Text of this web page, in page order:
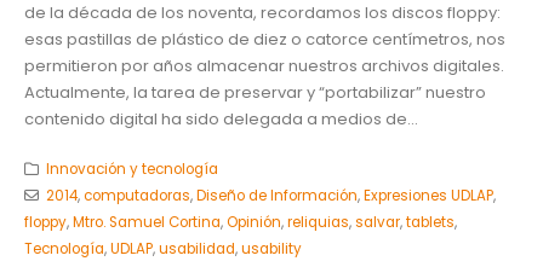
de la década de los noventa, recordamos los discos floppy:
esas pastillas de plástico de diez o catorce centímetros, nos
permitieron por años almacenar nuestros archivos digitales.
Actualmente, la tarea de preservar y “portabilizar” nuestro
contenido digital ha sido delegada a medios de...
Innovación y tecnología
2014,computadoras,Diseño de Información,Expresiones UDLAP,
floppy,Mtro. Samuel Cortina,Opinión,reliquias,salvar,tablets,
Tecnología,UDLAP,usabilidad,usability